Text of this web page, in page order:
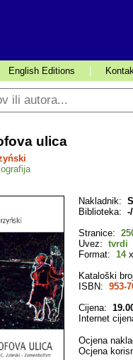
English Editions
ulica
Nakladnik:
Biblioteka:
Stranice:
Uvez: tvrdi
Format: 14x
Kataloški
ISBN: 953-
Cijena:
Internet
Ocjena
Ocjena